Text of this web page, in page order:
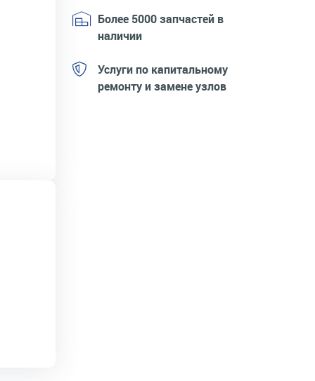
Более 5000 запчастей в
наличии
Услуги по капитальному
ремонту и замене узлов